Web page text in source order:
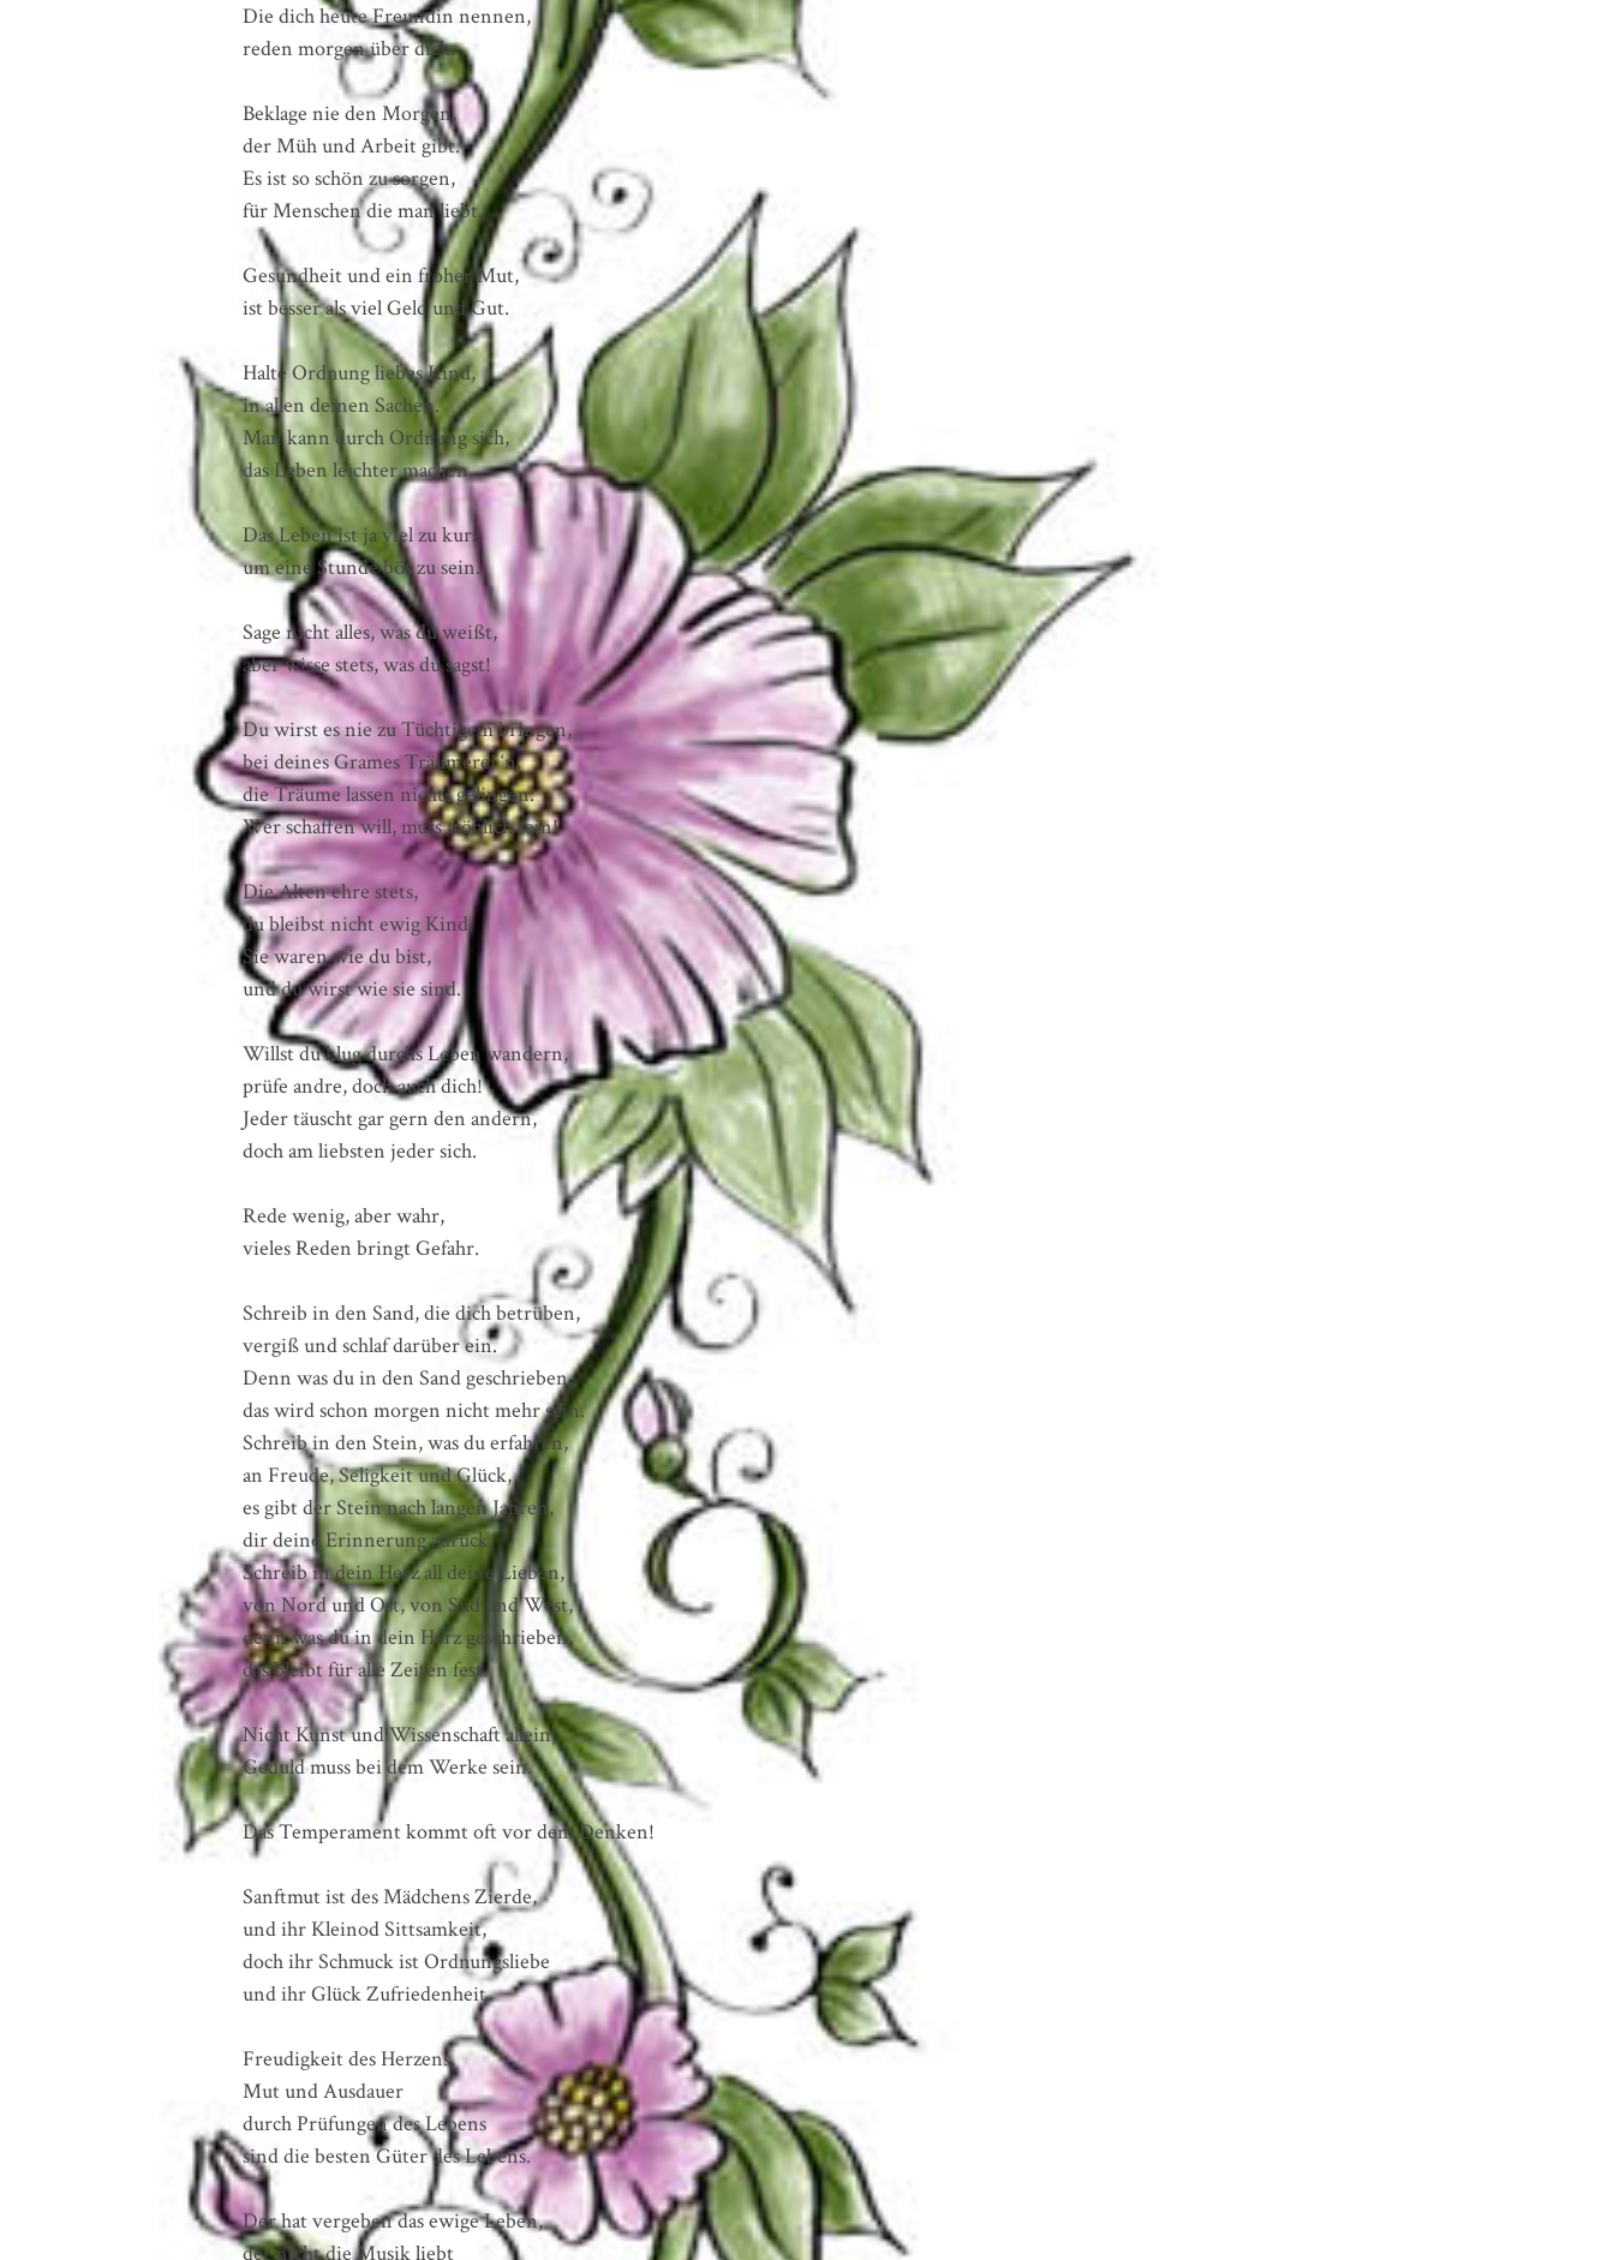
Die dich heute Freundin nennen,
reden morgen über dich.
Beklage nie den Morgen,
der Müh und Arbeit gibt.
Es ist so schön zu sorgen,
für Menschen die man liebt.
Gesundheit und ein froher Mut,
ist besser als viel Geld und Gut.
Halte Ordnung liebes Kind,
in allen deinen Sachen.
Man kann durch Ordnung sich,
das Leben leichter machen.
Das Leben ist ja viel zu kurz
um eine Stunde bös zu sein.
Sage nicht alles, was du weißt,
aber wisse stets, was du sagst!
Du wirst es nie zu Tüchtigem bringen,
bei deines Grames Träumerei ‘n,
die Träume lassen nichts gelingen:
Wer schaffen will, muss fröhlich sein!
Die Alten ehre stets,
du bleibst nicht ewig Kind.
Sie waren wie du bist,
und du wirst wie sie sind.
Willst du klug durchs Leben wandern,
prüfe andre, doch auch dich!
Jeder täuscht gar gern den andern,
doch am liebsten jeder sich.
Rede wenig, aber wahr,
vieles Reden bringt Gefahr.
Schreib in den Sand, die dich betrüben,
vergiß und schlaf darüber ein.
Denn was du in den Sand geschrieben,
das wird schon morgen nicht mehr sein.
Schreib in den Stein, was du erfahren,
an Freude, Seligkeit und Glück,
es gibt der Stein nach langen Jahren,
dir deine Erinnerung zurück.
Schreib in dein Herz all deine Lieben,
von Nord und Ost, von Süd und West,
denn was du in dein Herz geschrieben,
das bleibt für alle Zeiten fest.
Nicht Kunst und Wissenschaft allein,
Geduld muss bei dem Werke sein.
Das Temperament kommt oft vor dem Denken!
Sanftmut ist des Mädchens Zierde,
und ihr Kleinod Sittsamkeit,
doch ihr Schmuck ist Ordnungsliebe
und ihr Glück Zufriedenheit.
Freudigkeit des Herzens,
Mut und Ausdauer
durch Prüfungen des Lebens
sind die besten Güter des Lebens.
Der hat vergeben das ewige Leben,
der nicht die Musik liebt